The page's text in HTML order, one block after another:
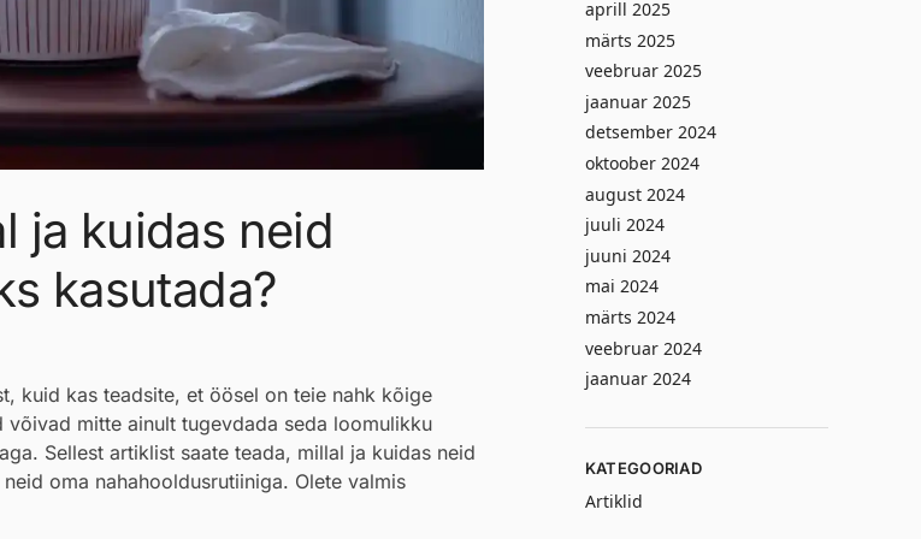
ja kuidas neid
kasutada?
kuid kas teadsite, et öösel on teie nahk kõige
võivad mitte ainult tugevdada seda loomulikku
Sellest artiklist saate teada, millal ja kuidas neid
oma nahahooldusrutiiniga. Olete valmis
aprill 2025
märts 2025
veebruar 2025
jaanuar 2025
detsember 2024
oktoober 2024
august 2024
juuli 2024
juuni 2024
mai 2024
märts 2024
veebruar 2024
jaanuar 2024
KATEGOORIAD
Artiklid